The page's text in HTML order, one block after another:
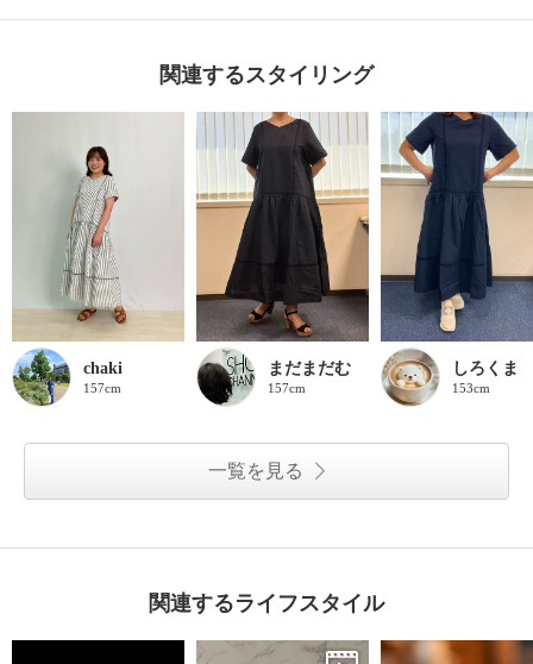
関連するスタイリング
chaki
157cm
まだまだむ
157cm
しろくま
153cm
一覧を見る
関連するライフスタイル